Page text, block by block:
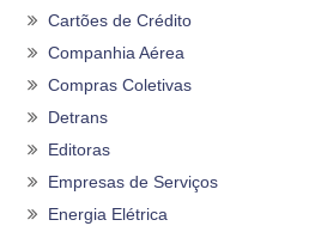
Cartões de Crédito
Companhia Aérea
Compras Coletivas
Detrans
Editoras
Empresas de Serviços
Energia Elétrica